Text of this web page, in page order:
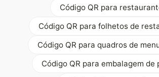
Código QR para
Código QR para folhetos de
Código QR para quadros de
Código QR para embalagem de